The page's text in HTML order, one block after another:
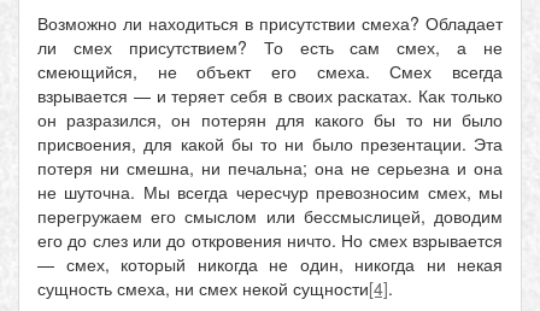
Возможно ли находиться в присутствии смеха? Обладает
ли смех присутствием? То есть сам смех, а не
смеющийся, не объект его смеха. Смех всегда
взрывается — и теряет себя в своих раскатах. Как только
он разразился, он потерян для какого бы то ни было
присвоения, для какой бы то ни было презентации. Эта
потеря ни смешна, ни печальна; она не серьезна и она
не шуточна. Мы всегда чересчур превозносим смех, мы
перегружаем его смыслом или бессмыслицей, доводим
его до слез или до откровения ничто. Но смех взрывается
— смех, который никогда не один, никогда ни некая
сущность смеха, ни смех некой сущности[4].